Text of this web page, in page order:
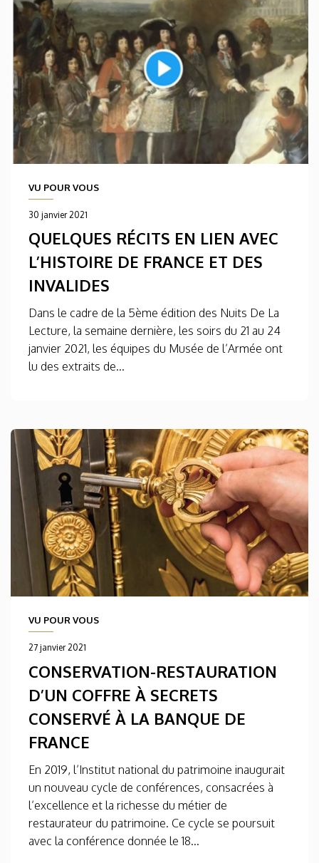
VU POUR VOUS
30 janvier 2021
QUELQUES RÉCITS EN LIEN AVEC
L’HISTOIRE DE FRANCE ET DES
INVALIDES
Dans le cadre de la 5ème édition des Nuits De La
Lecture, la semaine dernière, les soirs du 21 au 24
janvier 2021, les équipes du Musée de l’Armée ont
lu des extraits de...
VU POUR VOUS
27 janvier 2021
CONSERVATION-RESTAURATION
D’UN COFFRE À SECRETS
CONSERVÉ À LA BANQUE DE
FRANCE
En 2019, l’Institut national du patrimoine inaugurait
un nouveau cycle de conférences, consacrées à
l’excellence et la richesse du métier de
restaurateur du patrimoine. Ce cycle se poursuit
avec la conférence donnée le 18...